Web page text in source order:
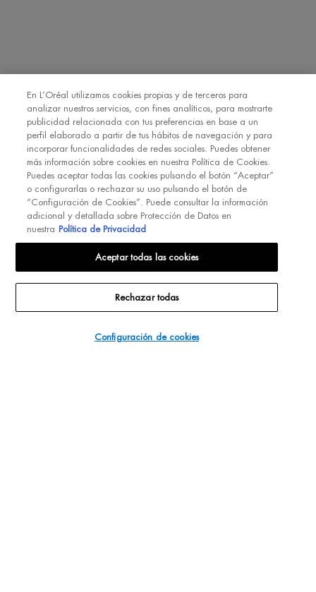
En L’Oréal utilizamos cookies propias y de terceros para
analizar nuestros servicios, con fines analíticos, para mostrarte
publicidad relacionada con tus preferencias en base a un
perfil elaborado a partir de tus hábitos de navegación y para
incorporar funcionalidades de redes sociales. Puedes obtener
más información sobre cookies en nuestra Política de Cookies.
Puedes aceptar todas las cookies pulsando el botón “Aceptar”
o configurarlas o rechazar su uso pulsando el botón de
“Configuración de Cookies”. Puede consultar la información
adicional y detallada sobre Protección de Datos en
nuestra Política de Privacidad
Configuración de cookies
Rechazar todas
Aceptar todas las cookies